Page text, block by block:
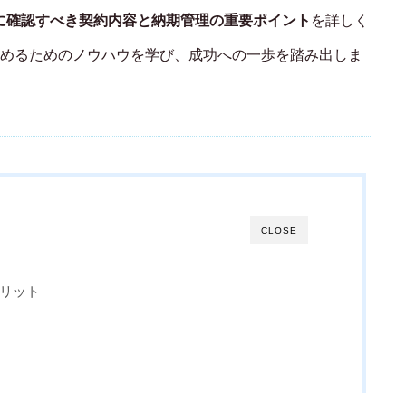
認すべき契約内容と納期管理の重要ポイント を詳しく
るためのノウハウを学び、成功への一歩を踏み出しま
CLOSE
ット